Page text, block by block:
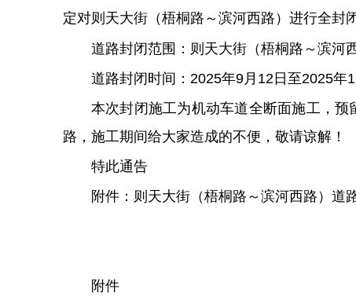
定对则天大街（梧桐路～滨河西路）进行全封
道路封闭范围：则天大街（梧桐路～滨河西
道路封闭时间：2025年9月12日至2025年
本次封闭施工为机动车道全断面施工，
路，施工期间给大家造成的不便，敬请谅解！
特此通告
附件：则天大街（梧桐路～滨河西路）道
附件